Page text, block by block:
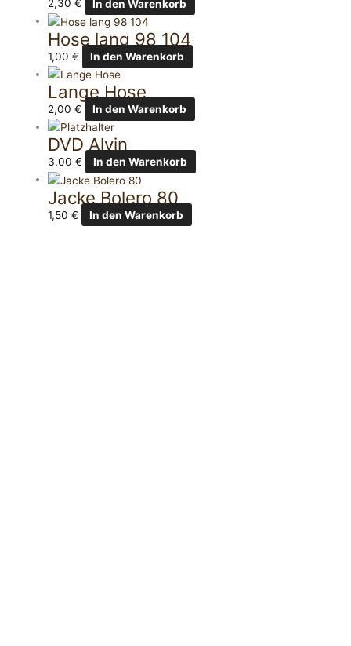
2,30€ In den Warenkorb
Hose lang 98 104
1,00€ In den Warenkorb
Lange Hose
2,00€ In den Warenkorb
DVD Alvin
3,00€ In den Warenkorb
Jacke Bolero 80
1,50€ In den Warenkorb